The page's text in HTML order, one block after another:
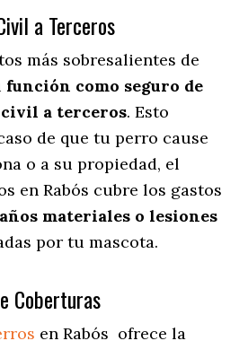
a Terceros
más sobresalientes de
función como seguro de
a terceros. Esto
de que tu perro cause
o a su propiedad, el
en Rabós cubre los gastos
materiales o lesiones
por tu mascota.
Coberturas
en Rabós ofrece la